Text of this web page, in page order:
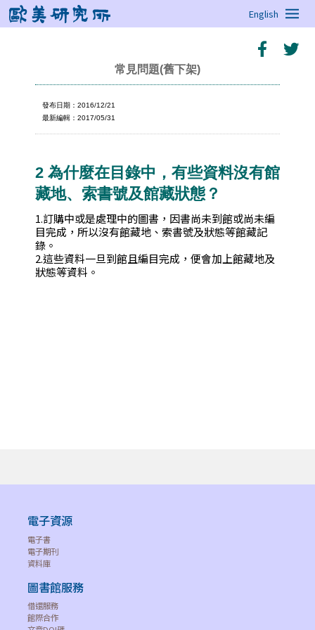
English
常見問題(舊下架)
發布日期：2016/12/21
最新編輯：2017/05/31
2 為什麼在目錄中，有些資料沒有館
藏地、索書號及館藏狀態？
1.訂購中或是處理中的圖書，因書尚未到館或尚未編
目完成，所以沒有館藏地、索書號及狀態等館藏記
錄。
2.這些資料一旦到館且編目完成，便會加上館藏地及
狀態等資料。
電子資源
電子書
電子期刊
資料庫
圖書館服務
借還服務
館際合作